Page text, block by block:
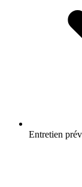
Entretien